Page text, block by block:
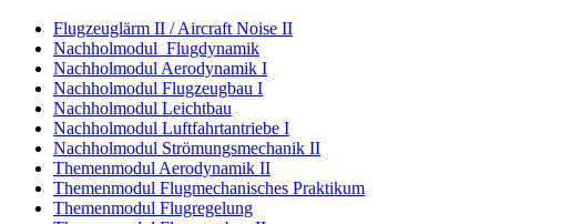
Flugzeuglärm II / Aircraft Noise II
Nachholmodul Flugdynamik
Nachholmodul Aerodynamik I
Nachholmodul Flugzeugbau I
Nachholmodul Leichtbau
Nachholmodul Luftfahrtantriebe I
Nachholmodul Strömungsmechanik II
Themenmodul Aerodynamik II
Themenmodul Flugmechanisches Praktikum
Themenmodul Flugregelung